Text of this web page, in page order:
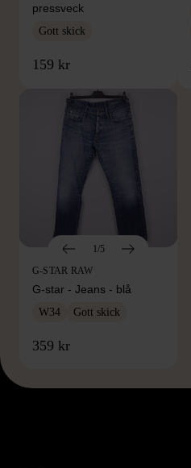
pressveck
Gott skick
159 kr
1/5
G-STAR RAW
G-star - Jeans - blå
W34 Gott skick
359 kr